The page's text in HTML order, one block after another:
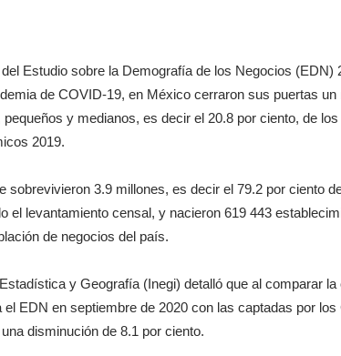
Estudio sobre la Demografía de los Negocios (EDN)
de COVID-19, en México cerraron sus puertas un
y medianos, es decir el 20.8 por ciento, de
2019.
sobrevivieron 3.9 millones, es decir el 79.2 por ciento
el levantamiento censal, y nacieron 619 443
de negocios del país.
y Geografía (Inegi) detalló que al comparar la
EDN en septiembre de 2020 con las captadas por
disminución de 8.1 por ciento.